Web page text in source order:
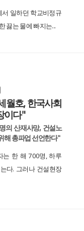
일하던 학교비정규
끓는 물에 빠지는...
월호, 한국사회
이다"
의 산재사망, 건설노
해 총파업 선언한다"
는 한 해 700명, 하루
다. 그러나 건설현장